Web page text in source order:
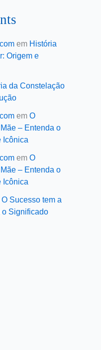
em História
Origem e
da Constelação
em O
– Entenda o
Icônica
em O
– Entenda o
Icônica
O Sucesso tem a
o Significado